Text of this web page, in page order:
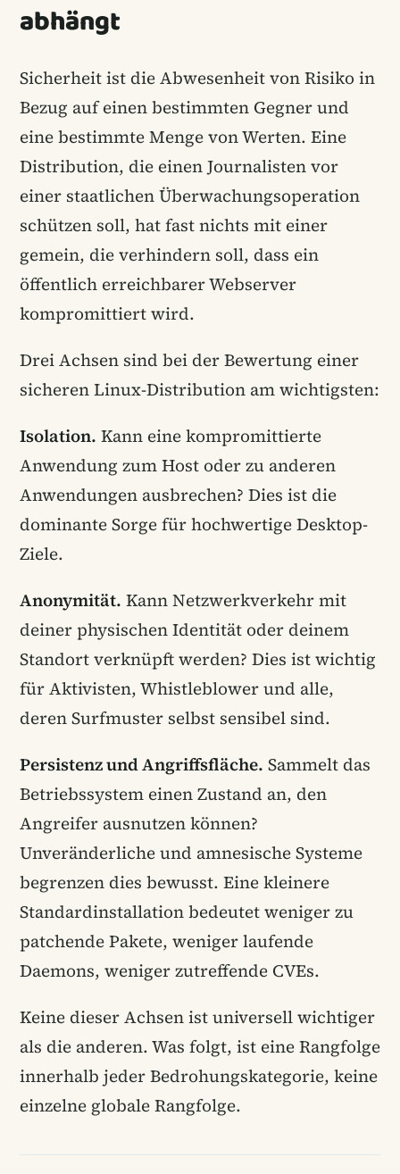
abhängt
Sicherheit ist die Abwesenheit von Risiko in
Bezug auf einen bestimmten Gegner und
eine bestimmte Menge von Werten. Eine
Distribution, die einen Journalisten vor
einer staatlichen Überwachungsoperation
schützen soll, hat fast nichts mit einer
gemein, die verhindern soll, dass ein
öffentlich erreichbarer Webserver
kompromittiert wird.
Drei Achsen sind bei der Bewertung einer
sicheren Linux-Distribution am wichtigsten:
Isolation. Kann eine kompromittierte
Anwendung zum Host oder zu anderen
Anwendungen ausbrechen? Dies ist die
dominante Sorge für hochwertige Desktop-
Ziele.
Anonymität. Kann Netzwerkverkehr mit
deiner physischen Identität oder deinem
Standort verknüpft werden? Dies ist wichtig
für Aktivisten, Whistleblower und alle,
deren Surfmuster selbst sensibel sind.
Persistenz und Angriffsfläche. Sammelt das
Betriebssystem einen Zustand an, den
Angreifer ausnutzen können?
Unveränderliche und amnesische Systeme
begrenzen dies bewusst. Eine kleinere
Standardinstallation bedeutet weniger zu
patchende Pakete, weniger laufende
Daemons, weniger zutreffende CVEs.
Keine dieser Achsen ist universell wichtiger
als die anderen. Was folgt, ist eine Rangfolge
innerhalb jeder Bedrohungskategorie, keine
einzelne globale Rangfolge.